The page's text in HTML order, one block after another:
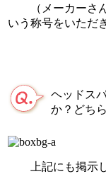
（メーカーさん
いう称号をいただ
ヘッドス
か？どち
上記にも掲示し